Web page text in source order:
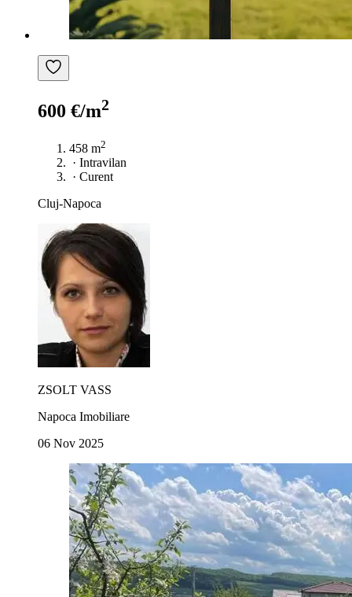
600 €/m2
458 m2
· Intravilan
· Curent
Cluj-Napoca
ZSOLT VASS
Napoca Imobiliare
06 Nov 2025